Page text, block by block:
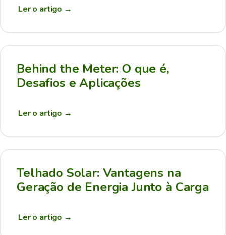
Ler o artigo →
Behind the Meter: O que é,
Desafios e Aplicações
Ler o artigo →
Telhado Solar: Vantagens na
Geração de Energia Junto à Carga
Ler o artigo →